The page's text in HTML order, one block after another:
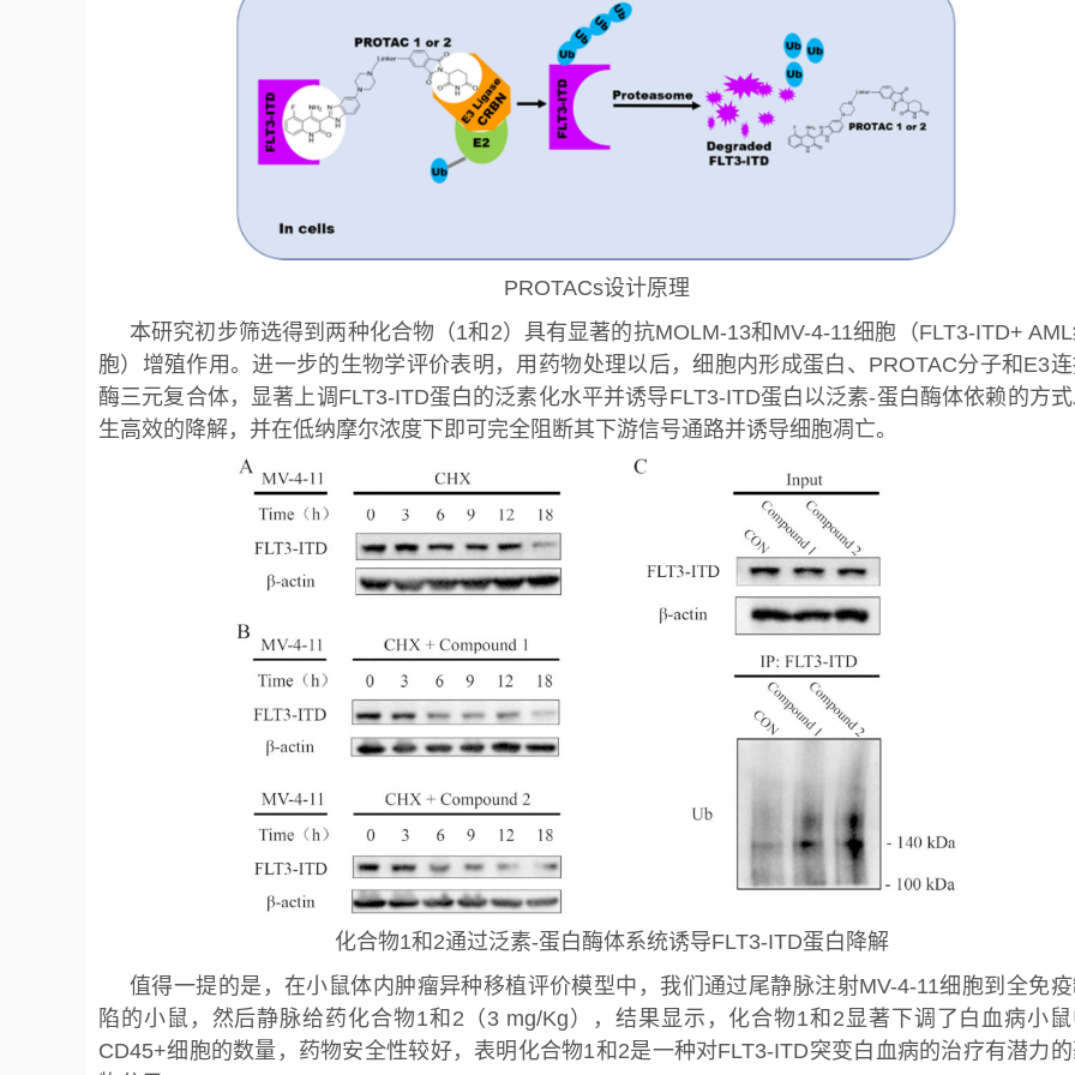
PROTACs设计原理
本研究初步筛选得到两种化合物（1和2）具有显著的抗MOLM-13和MV-4-11细胞（FLT3-ITD+ AML
胞）增殖作用。进一步的生物学评价表明，用药物处理以后，细胞内形成蛋白、PROTAC分子和E3
酶三元复合体，显著上调FLT3-ITD蛋白的泛素化水平并诱导FLT3-ITD蛋白以泛素-蛋白酶体依赖的方
生高效的降解，并在低纳摩尔浓度下即可完全阻断其下游信号通路并诱导细胞凋亡。
化合物1和2通过泛素-蛋白酶体系统诱导FLT3-ITD蛋白降解
值得一提的是，在小鼠体内肿瘤异种移植评价模型中，我们通过尾静脉注射MV-4-11细胞到全免
陷的小鼠，然后静脉给药化合物1和2（3 mg/Kg），结果显示，化合物1和2显著下调了白血病小鼠
CD45+细胞的数量，药物安全性较好，表明化合物1和2是一种对FLT3-ITD突变白血病的治疗有潜力